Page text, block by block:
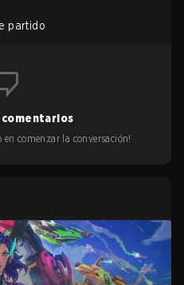
partido
comentarios
comenzar la conversación!